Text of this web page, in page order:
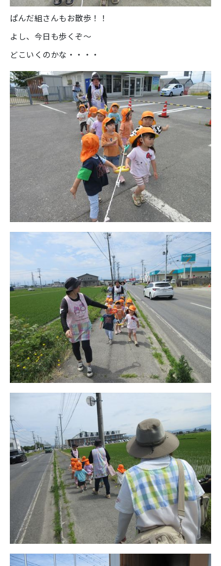
ぱんだ組さんもお散歩！！
よし、今日も歩くぞ～
どこいくのかな・・・・